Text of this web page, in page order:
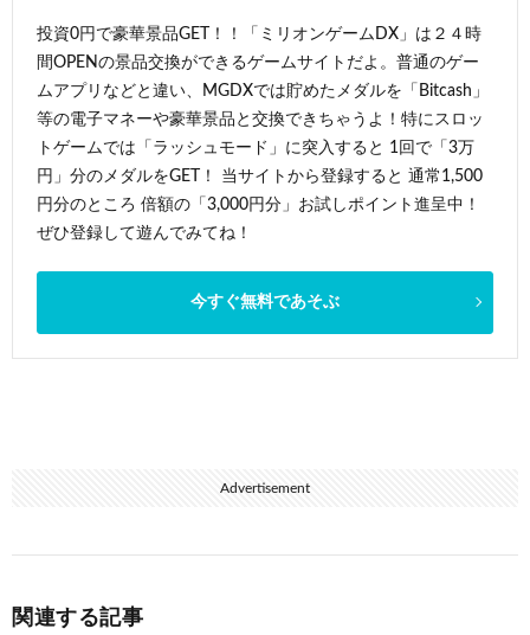
投資0円で豪華景品GET！！「ミリオンゲームDX」は２４時
間OPENの景品交換ができるゲームサイトだよ。普通のゲー
ムアプリなどと違い、MGDXでは貯めたメダルを「Bitcash」
等の電子マネーや豪華景品と交換できちゃうよ！特にスロッ
トゲームでは「ラッシュモード」に突入すると 1回で「3万
円」分のメダルをGET！ 当サイトから登録すると 通常1,500
円分のところ 倍額の「3,000円分」お試しポイント進呈中！
ぜひ登録して遊んでみてね！
今すぐ無料であそぶ
Advertisement
関連する記事